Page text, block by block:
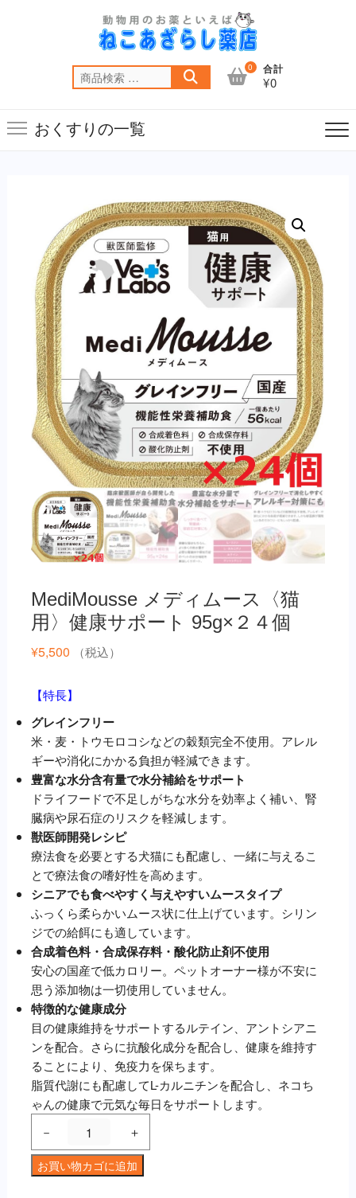
索
0 合計
¥0
おくすりの一覧
MediMousse メディムース〈猫
用〉健康サポート 95g×２４個
¥5,500 （税込）
【特長】
グレインフリー
米・麦・トウモロコシなどの穀類完全不使用。アレル
ギーや消化にかかる負担が軽減できます。
豊富な水分含有量で水分補給をサポート
ドライフードで不足しがちな水分を効率よく補い、腎
臓病や尿石症のリスクを軽減します。
獣医師開発レシピ
療法食を必要とする犬猫にも配慮し、一緒に与えるこ
とで療法食の嗜好性を高めます。
シニアでも食べやすく与えやすいムースタイプ
ふっくら柔らかいムース状に仕上げています。シリン
ジでの給餌にも適しています。
合成着色料・合成保存料・酸化防止剤不使用
安心の国産で低カロリー。ペットオーナー様が不安に
思う添加物は一切使用していません。
特徴的な健康成分
目の健康維持をサポートするルテイン、アントシアニ
ンを配合。さらに抗酸化成分を配合し、健康を維持す
ることにより、免疫力を保ちます。
脂質代謝にも配慮してL-カルニチンを配合し、ネコち
ゃんの健康で元気な毎日をサポートします。
－
MediMousse
メ
デ
＋
お買い物カゴに追加